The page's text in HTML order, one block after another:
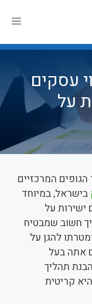
עסקים
על
המרכזיים
בישראל, במיוחד
על
חשוב שמבטיח
להגן על
אתה בעל
תהליך
קריטית